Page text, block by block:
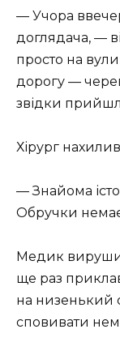
— Учора
доглядача, —
просто на
дорогу —
звідки
Хірург
— Знайома
Обручки
Медик
ще раз
на низенький
сповивати